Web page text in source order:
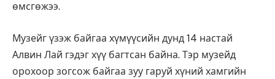
өмсгөжээ.
Музейг үзэж байгаа хүмүүсийн дунд 14 настай
Алвин Лай гэдэг хүү багтсан байна. Тэр музейд
орохоор зогсож байгаа зуу гаруй хүний хамгийн